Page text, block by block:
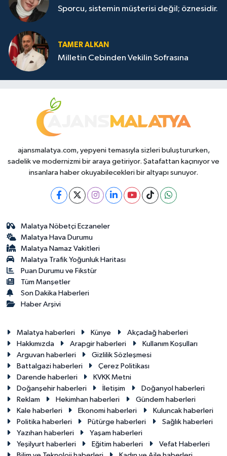
Sporcu, sistemin müşterisi değil; öznesidir.
TAMER ALKAN
Milletin Cebinden Vekilin Sofrasına
ajansmalatya.com, yepyeni temasıyla sizleri buluştururken,
sadelik ve modernizmi bir araya getiriyor. Şatafattan kaçınıyor ve
insanlara haber okuyabilecekleri bir altyapı sunuyor.
Malatya Nöbetçi Eczaneler
Malatya Hava Durumu
Malatya Namaz Vakitleri
Malatya Trafik Yoğunluk Haritası
Puan Durumu ve Fikstür
Tüm Manşetler
Son Dakika Haberleri
Haber Arşivi
Malatya haberleri Künye
Akçadağ haberleri
Hakkımızda
Arapgir haberleri
Kullanım Koşulları
Arguvan haberleri
Gizlilik Sözleşmesi
Battalgazi haberleri
Çerez Politikası
Darende haberleri
KVKK Metni
Doğanşehir haberleri
İletişim
Doğanyol haberleri
Reklam
Hekimhan haberleri
Gündem haberleri
Kale haberleri
Ekonomi haberleri
Kuluncak haberleri
Politika haberleri
Pütürge haberleri
Sağlık haberleri
Yazıhan haberleri
Yaşam haberleri
Yeşilyurt haberleri
Eğitim haberleri
Vefat Haberleri